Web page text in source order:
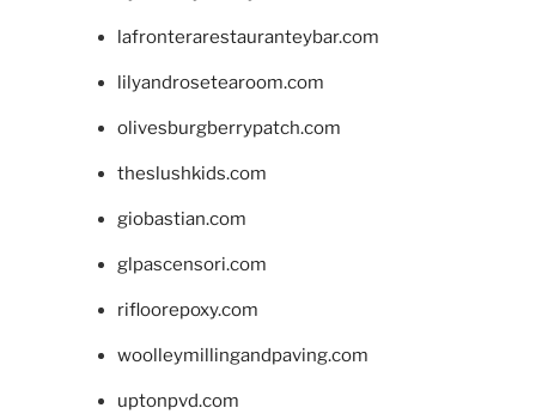
lafronterarestauranteybar.com
lilyandrosetearoom.com
olivesburgberrypatch.com
theslushkids.com
giobastian.com
glpascensori.com
rifloorepoxy.com
woolleymillingandpaving.com
uptonpvd.com